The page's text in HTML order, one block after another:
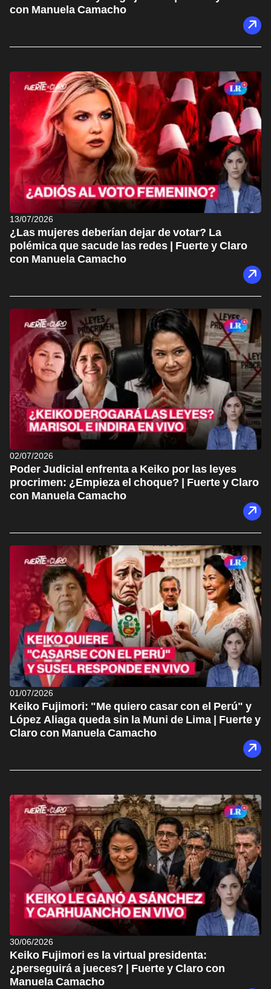
con Manuela Camacho
13/07/2026
¿Las mujeres deberían dejar de votar? La
polémica que sacude las redes | Fuerte y Claro
con Manuela Camacho
02/07/2026
Poder Judicial enfrenta a Keiko por las leyes
procrimen: ¿Empieza el choque? | Fuerte y Claro
con Manuela Camacho
01/07/2026
Keiko Fujimori: "Me quiero casar con el Perú" y
López Aliaga queda sin la Muni de Lima | Fuerte y
Claro con Manuela Camacho
30/06/2026
Keiko Fujimori es la virtual presidenta:
¿perseguirá a jueces? | Fuerte y Claro con
Manuela Camacho